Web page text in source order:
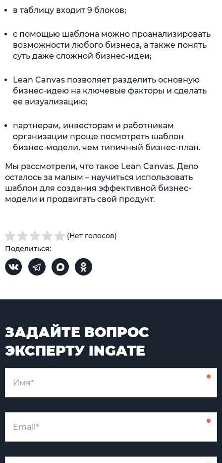
в таблицу входит 9 блоков;
с помощью шаблона можно проанализировать
возможности любого бизнеса, а также понять
суть даже сложной бизнес-идеи;
Lean Canvas позволяет разделить основную
бизнес-идею на ключевые факторы и сделать
ее визуализацию;
партнерам, инвесторам и работникам
организации проще посмотреть шаблон
бизнес-модели, чем типичный бизнес-план.
Мы рассмотрели, что такое Lean Canvas. Дело
осталось за малым – научиться использовать
шаблон для создания эффективной бизнес-
модели и продвигать свой продукт.
(Нет голосов)
Поделиться:
ЗАДАЙТЕ ВОПРОС
ЭКСПЕРТУ INGATE